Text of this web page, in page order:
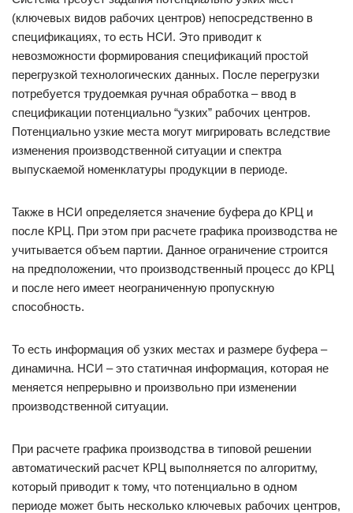
(ключевых видов рабочих центров) непосредственно в
спецификациях, то есть НСИ. Это приводит к
невозможности формирования спецификаций простой
перегрузкой технологических данных. После перегрузки
потребуется трудоемкая ручная обработка – ввод в
спецификации потенциально “узких” рабочих центров.
Потенциально узкие места могут мигрировать вследствие
изменения производственной ситуации и спектра
выпускаемой номенклатуры продукции в периоде.
Также в НСИ определяется значение буфера до КРЦ и
после КРЦ. При этом при расчете графика производства не
учитывается объем партии. Данное ограничение строится
на предположении, что производственный процесс до КРЦ
и после него имеет неограниченную пропускную
способность.
То есть информация об узких местах и размере буфера –
динамична. НСИ – это статичная информация, которая не
меняется непрерывно и произвольно при изменении
производственной ситуации.
При расчете графика производства в типовой решении
автоматический расчет КРЦ выполняется по алгоритму,
который приводит к тому, что потенциально в одном
периоде может быть несколько ключевых рабочих центров,